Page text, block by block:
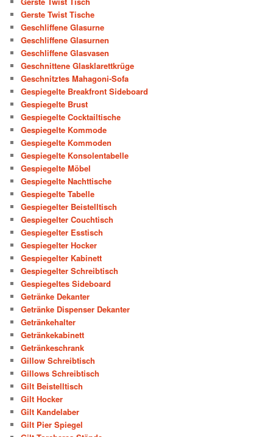
Gerste Twist Tische
Geschliffene Glasurne
Geschliffene Glasurnen
Geschliffene Glasvasen
Geschnittene Glasklarettkrüge
Geschnitztes Mahagoni-Sofa
Gespiegelte Breakfront Sideboard
Gespiegelte Brust
Gespiegelte Cocktailtische
Gespiegelte Kommode
Gespiegelte Kommoden
Gespiegelte Konsolentabelle
Gespiegelte Möbel
Gespiegelte Nachttische
Gespiegelte Tabelle
Gespiegelter Beistelltisch
Gespiegelter Couchtisch
Gespiegelter Esstisch
Gespiegelter Hocker
Gespiegelter Kabinett
Gespiegelter Schreibtisch
Gespiegeltes Sideboard
Getränke Dekanter
Getränke Dispenser Dekanter
Getränkehalter
Getränkekabinett
Getränkeschrank
Gillow Schreibtisch
Gillows Schreibtisch
Gilt Beistelltisch
Gilt Hocker
Gilt Kandelaber
Gilt Pier Spiegel